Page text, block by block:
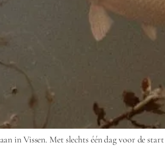
in Vissen. Met slechts één dag voor de